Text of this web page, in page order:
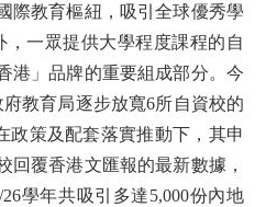
教育樞紐，吸引全球優秀學
，一眾提供大學程度課程的自
港」品牌的重要組成部分。今
教育局逐步放寬6所自資校的
政策及配套落實推動下，其申
回覆香港文匯報的最新數據，
學年共吸引多達5,000份內地